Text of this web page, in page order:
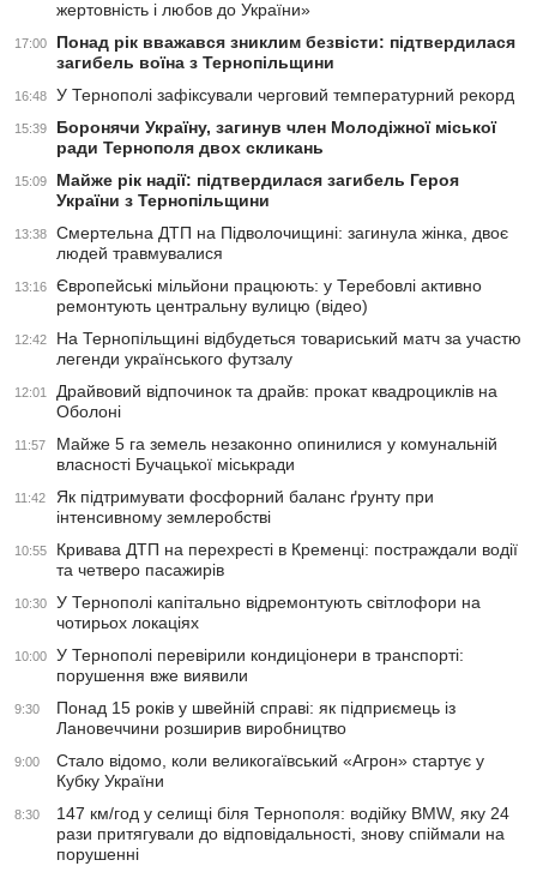
жертовність і любов до України»
17:00
Понад рік вважався зниклим безвісти: підтвердилася
загибель воїна з Тернопільщини
16:48 У Тернополі зафіксували черговий температурний рекорд
15:39
Боронячи Україну, загинув член Молодіжної міської
ради Тернополя двох скликань
15:09
Майже рік надії: підтвердилася загибель Героя
України з Тернопільщини
13:38
Смертельна ДТП на Підволочищині: загинула жінка, двоє
людей травмувалися
13:16
Європейські мільйони працюють: у Теребовлі активно
ремонтують центральну вулицю (відео)
12:42
На Тернопільщині відбудеться товариський матч за участю
легенди українського футзалу
12:01
Драйвовий відпочинок та драйв: прокат квадроциклів на
Оболоні
11:57
Майже 5 га земель незаконно опинилися у комунальній
власності Бучацької міськради
11:42
Як підтримувати фосфорний баланс ґрунту при
інтенсивному землеробстві
10:55
Кривава ДТП на перехресті в Кременці: постраждали водії
та четверо пасажирів
10:30
У Тернополі капітально відремонтують світлофори на
чотирьох локаціях
10:00
У Тернополі перевірили кондиціонери в транспорті:
порушення вже виявили
9:30
Понад 15 років у швейній справі: як підприємець із
Лановеччини розширив виробництво
9:00
Стало відомо, коли великогаївський «Агрон» стартує у
Кубку України
8:30
147 км/год у селищі біля Тернополя: водійку BMW, яку 24
рази притягували до відповідальності, знову спіймали на
порушенні